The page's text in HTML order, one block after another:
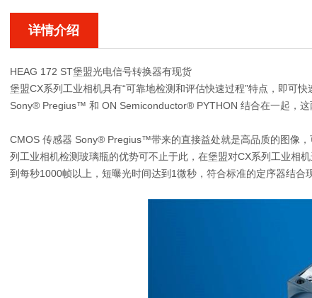
详情介绍
HEAG 172 ST堡盟光电信号转换器有现货
堡盟CX系列工业相机具有“可靠地检测和评估快速过程”特点，即可
Sony® Pregius™ 和 ON Semiconductor® PYTHON 结合在一起，这
CMOS 传感器 Sony® Pregius™带来的直接益处就是高品质的图像
列工业相机检测玻璃瓶的优势可不止于此，在堡盟对CX系列工业相
到每秒1000帧以上，短曝光时间达到1微秒，符合标准的定序器结合